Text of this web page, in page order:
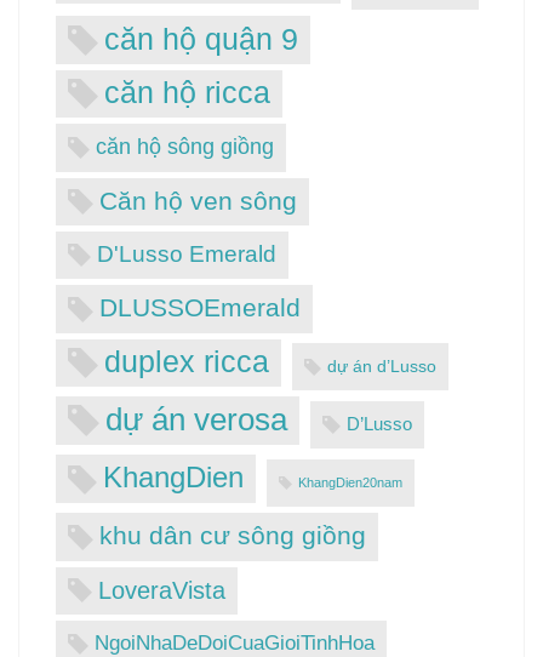
căn hộ quận 9
căn hộ ricca
căn hộ sông giồng
Căn hộ ven sông
D'Lusso Emerald
DLUSSOEmerald
duplex ricca dự án d’Lusso
dự án verosa D’Lusso
KhangDien KhangDien20nam
khu dân cư sông giồng
LoveraVista
NgoiNhaDeDoiCuaGioiTinhHoa